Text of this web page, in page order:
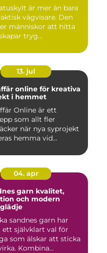
är mer än bara
vägvisare. Den
människor att hitta
tryg...
13. jul
online för kreativa
i hemmet
Online är ett
som allt fler
när nya syprojekt
hemma vid
04. apr
garn kvalitet,
och modern
sandnes garn har
ett självklart val för
som älskar att sticka
Kombina...